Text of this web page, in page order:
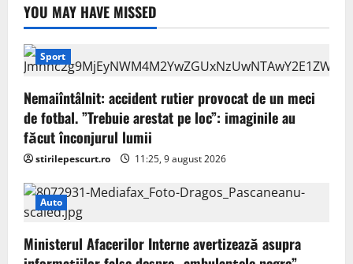
YOU MAY HAVE MISSED
Sport
Nemaiîntâlnit: accident rutier provocat de un meci
de fotbal. ”Trebuie arestat pe loc”: imaginile au
făcut înconjurul lumii
stirilepescurt.ro 11:25, 9 august 2026
Auto
Ministerul Afacerilor Interne avertizează asupra